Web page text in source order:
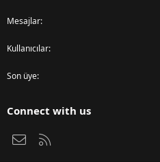
Mesajlar
Kullanıcılar
Son üye
Connect with us
Bize ulaşın